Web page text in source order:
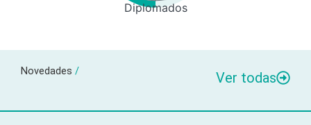
Diplomados
Novedades / Ver todas